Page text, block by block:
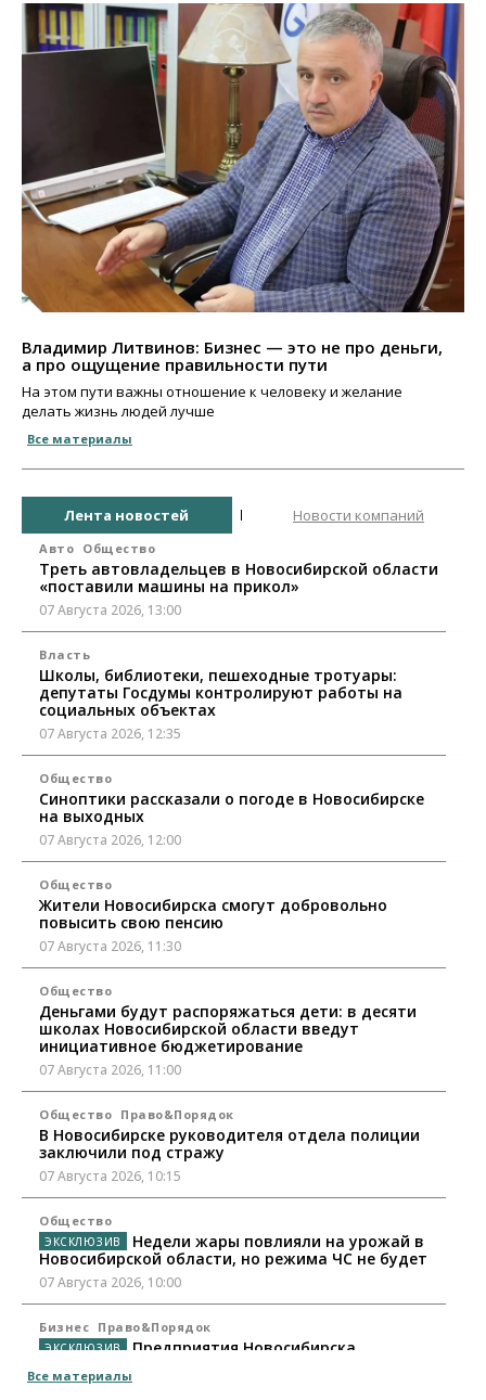
Владимир Литвинов: Бизнес — это не про деньги,
а про ощущение правильности пути
На этом пути важны отношение к человеку и желание
делать жизнь людей лучше
Все материалы
Лента новостей Новости компаний
Авто Общество
Треть автовладельцев в Новосибирской области
«поставили машины на прикол»
07 Августа 2026, 13:00
Власть
Школы, библиотеки, пешеходные тротуары:
депутаты Госдумы контролируют работы на
социальных объектах
07 Августа 2026, 12:35
Общество
Синоптики рассказали о погоде в Новосибирске
на выходных
07 Августа 2026, 12:00
Общество
Жители Новосибирска смогут добровольно
повысить свою пенсию
07 Августа 2026, 11:30
Общество
Деньгами будут распоряжаться дети: в десяти
школах Новосибирской области введут
инициативное бюджетирование
07 Августа 2026, 11:00
Общество Право&Порядок
В Новосибирске руководителя отдела полиции
заключили под стражу
07 Августа 2026, 10:15
Общество
Недели жары повлияли на урожай в
Новосибирской области, но режима ЧС не будет
07 Августа 2026, 10:00
Бизнес Право&Порядок
Предприятия Новосибирска
07 Августа 2026, 09:00
Все материалы